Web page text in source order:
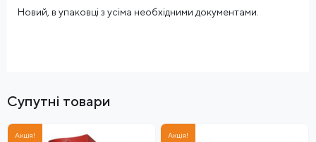
Новий, в упаковці з усіма необхідними документами.
Супутні товари
Акція! Акція!